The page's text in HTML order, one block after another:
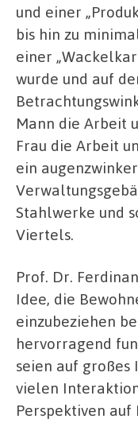
und einer
bis hin zu
einer
wurde und auf
Mann die Arbeit
Frau die Arbeit
ein
Stahlwerke und
Viertels.
Prof. Dr.
Idee, die
einzubeziehen
hervorragend
seien auf großes
vielen
Perspektiven